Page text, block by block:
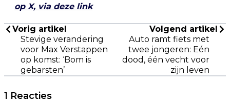
op X, via deze link
Vorig artikel
Stevige verandering
voor Max Verstappen
op komst: ‘Bom is
gebarsten’
Volgend artikel
Auto ramt fiets met
twee jongeren: Eén
dood, één vecht voor
zijn leven
1 Reacties